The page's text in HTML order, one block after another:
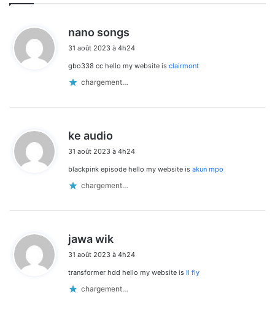
nano songs
t
31 août 2023 à 4h24
gbo338 cc hello my website is clairmont
chargement…
ke audio
t
31 août 2023 à 4h24
blackpink episode hello my website is akun mpo
chargement…
jawa wik
t
31 août 2023 à 4h24
transformer hdd hello my website is ll fly
chargement…